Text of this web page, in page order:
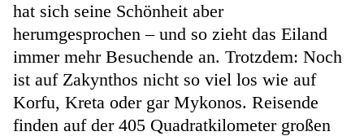
hat sich seine Schönheit aber
herumgesprochen – und so zieht das Eiland
immer mehr Besuchende an. Trotzdem: Noch
ist auf Zakynthos nicht so viel los wie auf
Korfu, Kreta oder gar Mykonos. Reisende
finden auf der 405 Quadratkilometer großen